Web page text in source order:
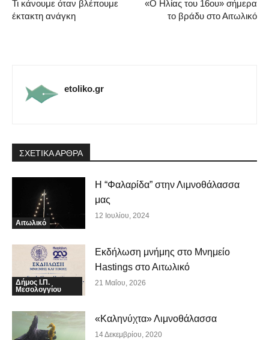
Τι κάνουμε όταν βλέπουμε
έκτακτη ανάγκη
«Ο Ηλίας του 16ου» σήμερα
το βράδυ στο Αιτωλικό
etoliko.gr
ΣΧΕΤΙΚΑ ΑΡΘΡΑ
Αιτωλικό
Η “Φαλαρίδα” στην Λιμνοθάλασσα
μας
12 Ιουλίου, 2024
Δήμος Ι.Π.
Μεσολογγίου
Εκδήλωση μνήμης στο Μνημείο
Hastings στο Αιτωλικό
21 Μαΐου, 2026
«Καληνύχτα» Λιμνοθάλασσα
14 Δεκεμβρίου, 2020